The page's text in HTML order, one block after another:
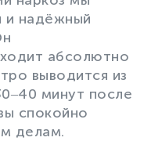
и надёжный
абсолютно
выводится из
минут после
спокойно
делам.